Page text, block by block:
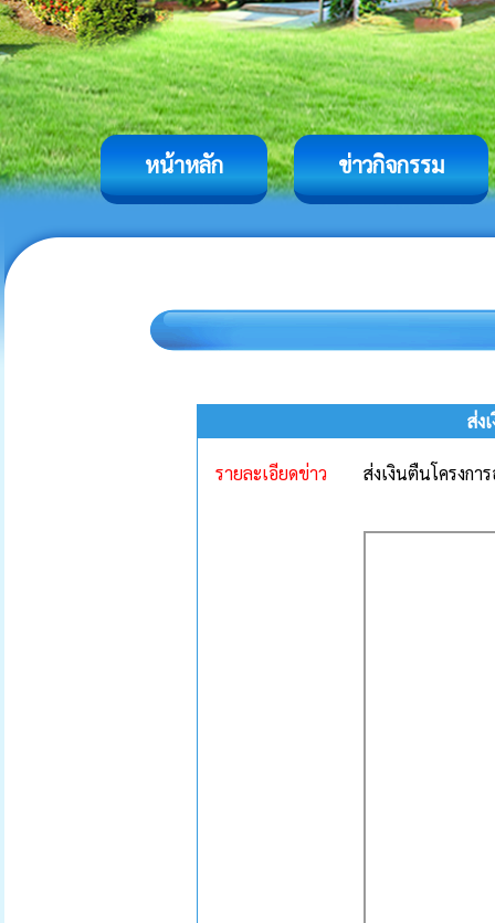
หน้าหลัก ข่าวกิจกรรม
ส่ง
รายละเอียดข่าว ส่งเงินตืนโครงก